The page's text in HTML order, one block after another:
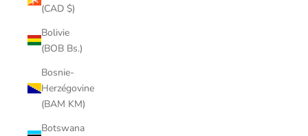
(CAD $)
Bolivie
(BOB Bs.)
Bosnie-
Herzégovine
(BAM KM)
Botswana